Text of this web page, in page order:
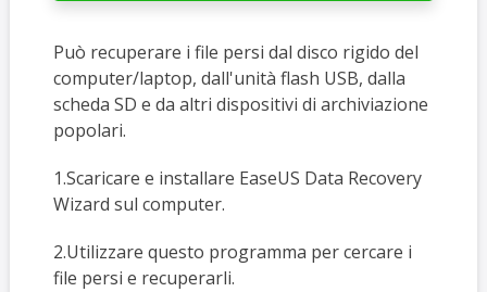
Può recuperare i file persi dal disco rigido del
computer/laptop, dall'unità flash USB, dalla
scheda SD e da altri dispositivi di archiviazione
popolari.
1.Scaricare e installare EaseUS Data Recovery
Wizard sul computer.
2.Utilizzare questo programma per cercare i
file persi e recuperarli.